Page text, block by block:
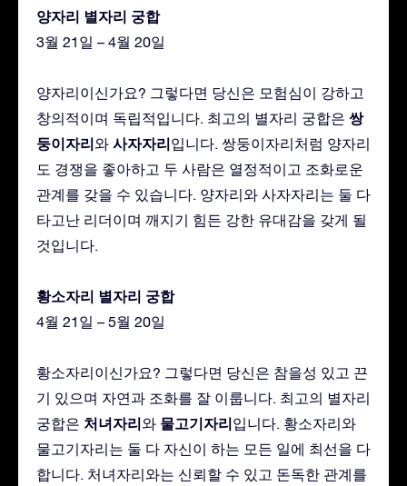
양자리 별자리 궁합
3월 21일 – 4월 20일
양자리이신가요? 그렇다면 당신은 모험심이 강하고
창의적이며 독립적입니다. 최고의 별자리 궁합은 쌍
둥이자리와 사자자리입니다. 쌍둥이자리처럼 양자리
도 경쟁을 좋아하고 두 사람은 열정적이고 조화로운
관계를 갖을 수 있습니다. 양자리와 사자자리는 둘 다
타고난 리더이며 깨지기 힘든 강한 유대감을 갖게 될
것입니다.
황소자리 별자리 궁합
4월 21일 – 5월 20일
황소자리이신가요? 그렇다면 당신은 참을성 있고 끈
기 있으며 자연과 조화를 잘 이룹니다. 최고의 별자리
궁합은 처녀자리와 물고기자리입니다. 황소자리와
물고기자리는 둘 다 자신이 하는 모든 일에 최선을 다
합니다. 처녀자리와는 신뢰할 수 있고 돈독한 관계를